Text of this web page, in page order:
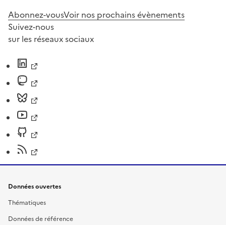
Abonnez-vousVoir nos prochains évènements
Suivez-nous
sur les réseaux sociaux
Données ouvertes
Thématiques
Données de référence